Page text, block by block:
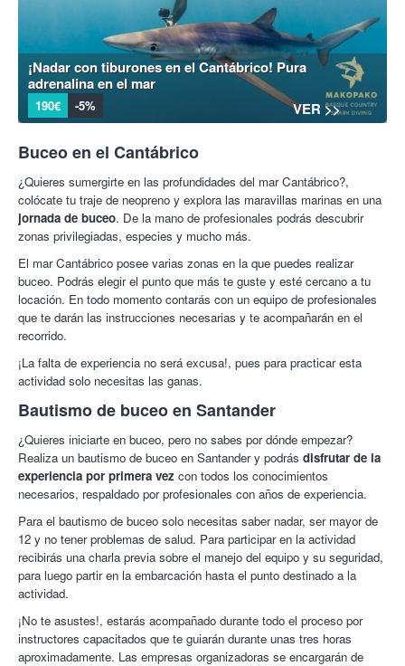
¡Nadar con tiburones en el Cantábrico! Pura
adrenalina en el mar
190€ -5% VER >>
Buceo en el Cantábrico
¿Quieres sumergirte en las profundidades del mar Cantábrico?,
colócate tu traje de neopreno y explora las maravillas marinas en una
jornada de buceo. De la mano de profesionales podrás descubrir
zonas privilegiadas, especies y mucho más.
El mar Cantábrico posee varias zonas en la que puedes realizar
buceo. Podrás elegir el punto que más te guste y esté cercano a tu
locación. En todo momento contarás con un equipo de profesionales
que te darán las instrucciones necesarias y te acompañarán en el
recorrido.
¡La falta de experiencia no será excusa!, pues para practicar esta
actividad solo necesitas las ganas.
Bautismo de buceo en Santander
¿Quieres iniciarte en buceo, pero no sabes por dónde empezar?
Realiza un bautismo de buceo en Santander y podrás disfrutar de la
experiencia por primera vez con todos los conocimientos
necesarios, respaldado por profesionales con años de experiencia.
Para el bautismo de buceo solo necesitas saber nadar, ser mayor de
12 y no tener problemas de salud. Para participar en la actividad
recibirás una charla previa sobre el manejo del equipo y su seguridad,
para luego partir en la embarcación hasta el punto destinado a la
actividad.
¡No te asustes!, estarás acompañado durante todo el proceso por
instructores capacitados que te guiarán durante unas tres horas
aproximadamente. Las empresas organizadoras se encargarán de